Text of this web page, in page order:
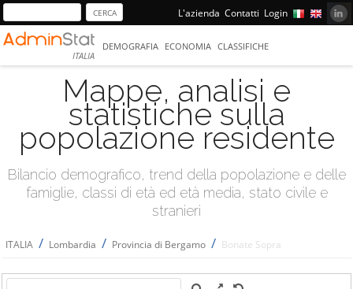
L'azienda Contatti Login
ITALIA
DEMOGRAFIA ECONOMIA CLASSIFICHE
Mappe, analisi e
statistiche sulla
popolazione residente
Bilancio demografico, trend della popolazione e delle
famiglie, classi di età ed età media, stato civile e
stranieri
ITALIA / Lombardia / Provincia di Bergamo / Bonate Sopra